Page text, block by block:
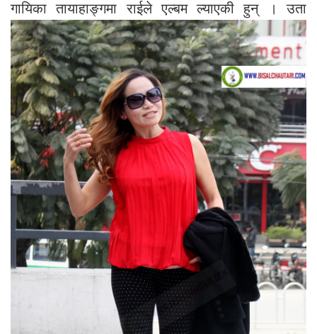
गायिका तायाहाङ्गमा राईले एल्बम ल्याएकी हुन् ।उता